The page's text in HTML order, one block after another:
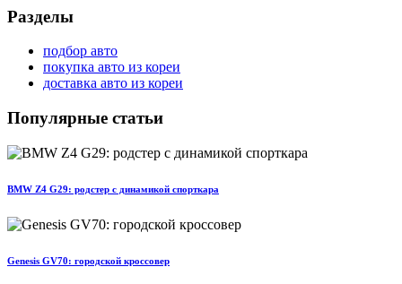
Разделы
подбор авто
покупка авто из кореи
доставка авто из кореи
Популярные статьи
BMW Z4 G29: родстер с динамикой спорткара
Genesis GV70: городской кроссовер